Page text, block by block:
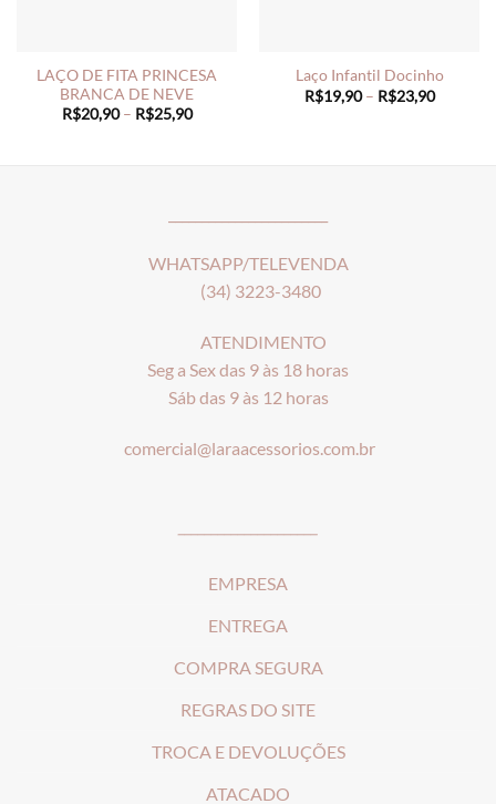
LAÇO DE FITA PRINCESA
BRANCA DE NEVE
R$20,90 – R$25,90Price
Laço Infantil Docinho
R$19,90 – R$23,90Price
WHATSAPP/TELEVENDA
(34) 3223-3480
ATENDIMENTO
Seg a Sex das 9 às 18 horas
Sáb das 9 às 12 horas
comercial@laraacessorios.com.br
EMPRESA
ENTREGA
COMPRA SEGURA
REGRAS DO SITE
TROCA E DEVOLUÇÕES
ATACADO